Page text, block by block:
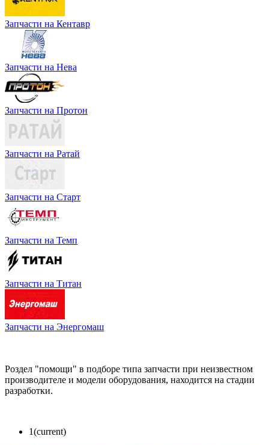
Запчасти на Кентавр
Запчасти на Нева
Запчасти на Протон
Запчасти на Ратай
Запчасти на Старт
Запчасти на Темп
Запчасти на Титан
Запчасти на Энергомаш
Роздел "помощи" в подборе типа запчасти при неизвестном
производителе и модели оборудования, находится на стадии
разработки.
1(current)